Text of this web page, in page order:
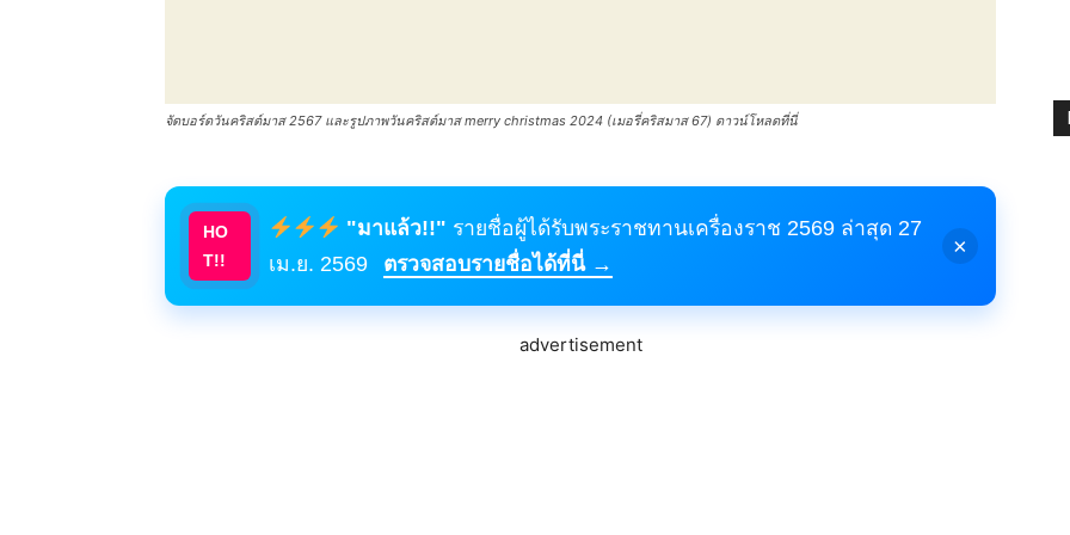
จัดบอร์ดวันคริสต์มาส 2567 และรูปภาพวันคริสต์มาส merry christmas 2024 (เมอรี่คริสมาส 67) ดาวน์โหลดที่นี่
HO
T!!
"มาแล้ว!!" รายชื่อผู้ได้รับพระราชทานเครื่องราช 2569 ล่าสุด 27
เม.ย. 2569
ตรวจสอบรายชื่อได้ที่นี่ →
×
advertisement